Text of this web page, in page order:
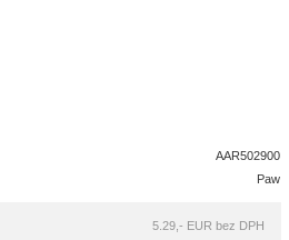
AAR502900
Paw
5.29,- EUR bez DPH